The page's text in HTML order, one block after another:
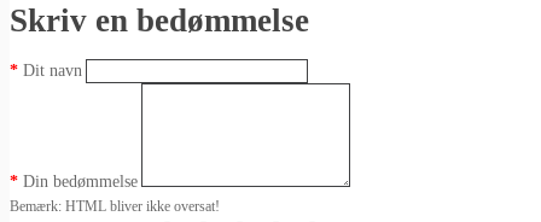
Skriv en bedømmelse
Dit navn
Din bedømmelse
Bemærk: HTML bliver ikke oversat!